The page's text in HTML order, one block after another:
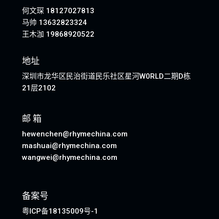
何文琛 18127027813
马帅 13632823324
王木泇 19868920522
地址
深圳市龙华区民治街道民乐社区星河W0RLD二期D栋
21层2102
邮 箱
hewenchen@rhymechina.com
mashuai@rhymechina.com
wangwei@rhymechina.com
备案号
粤ICP备18135009号-1